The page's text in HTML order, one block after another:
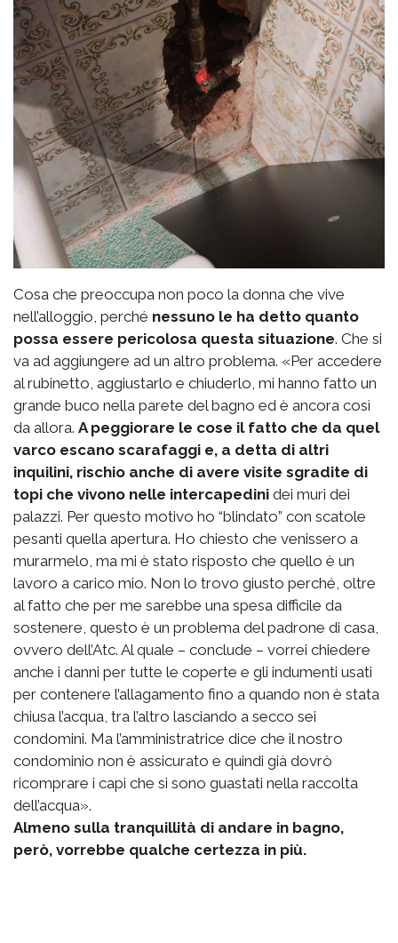
Cosa che preoccupa non poco la donna che vive
nell’alloggio, perché nessuno le ha detto quanto
possa essere pericolosa questa situazione. Che si
va ad aggiungere ad un altro problema. «Per accedere
al rubinetto, aggiustarlo e chiuderlo, mi hanno fatto un
grande buco nella parete del bagno ed è ancora così
da allora. A peggiorare le cose il fatto che da quel
varco escano scarafaggi e, a detta di altri
inquilini, rischio anche di avere visite sgradite di
topi che vivono nelle intercapedini dei muri dei
palazzi. Per questo motivo ho “blindato” con scatole
pesanti quella apertura. Ho chiesto che venissero a
murarmelo, ma mi è stato risposto che quello è un
lavoro a carico mio. Non lo trovo giusto perché, oltre
al fatto che per me sarebbe una spesa difficile da
sostenere, questo è un problema del padrone di casa,
ovvero dell’Atc. Al quale – conclude – vorrei chiedere
anche i danni per tutte le coperte e gli indumenti usati
per contenere l’allagamento fino a quando non è stata
chiusa l’acqua, tra l’altro lasciando a secco sei
condomini. Ma l’amministratrice dice che il nostro
condominio non è assicurato e quindi già dovrò
ricomprare i capi che si sono guastati nella raccolta
dell’acqua».
Almeno sulla tranquillità di andare in bagno,
però, vorrebbe qualche certezza in più.